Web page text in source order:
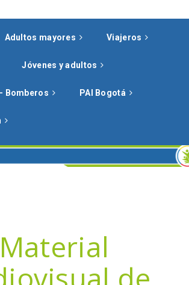
Adultos mayores Viajeros
Jóvenes y adultos
Bomberos PAI Bogotá
Material